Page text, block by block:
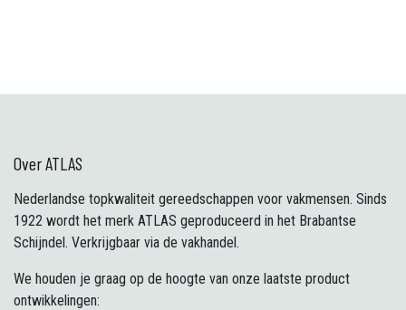
Over ATLAS
Nederlandse topkwaliteit gereedschappen voor vakmensen. Sinds
1922 wordt het merk ATLAS geproduceerd in het Brabantse
Schijndel. Verkrijgbaar via de vakhandel.
We houden je graag op de hoogte van onze laatste product
ontwikkelingen: